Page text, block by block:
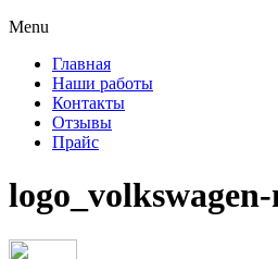
Menu
Главная
Наши работы
Контакты
Отзывы
Прайс